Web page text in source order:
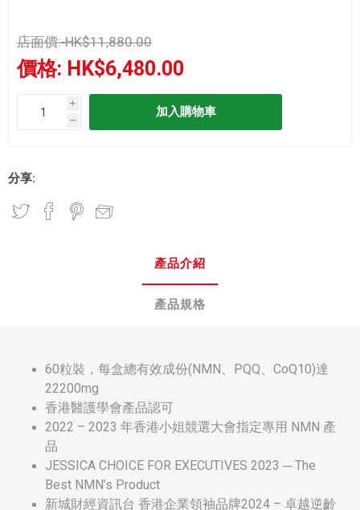
店面價: HK$11,880.00
價格: HK$6,480.00
i
h
分享:
產品介紹
產品規格
60粒裝，每盒總有效成份(NMN、PQQ、CoQ10)達
22200mg
香港醫護學會產品認可
2022 – 2023 年香港小姐競選大會指定專用 NMN 產
品
JESSICA CHOICE FOR EXECUTIVES 2023 ─ The
Best NMN’s Product
新城財經資訊台 香港企業領袖品牌2024 – 卓越逆齡